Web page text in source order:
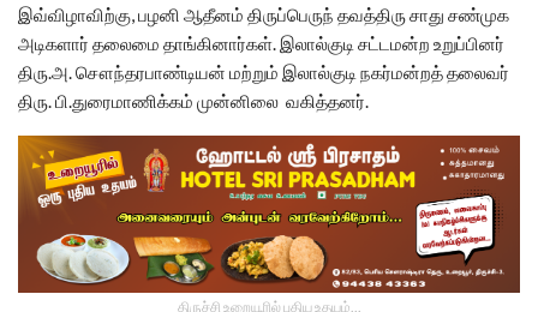
இவ்விழாவிற்கு, பழனி ஆதீனம் திருப்பெருந் தவத்திரு சாது சண்முக
அடிகளார் தலைமை தாங்கினார்கள். இலால்குடி சட்டமன்ற உறுப்பினர்
திரு.அ. சௌந்தரபாண்டியன் மற்றும் இலால்குடி நகர்மன்றத் தலைவர்
திரு. பி.துரைமாணிக்கம் முன்னிலை வகித்தனர்.
திருச்சி உறையூரில் புதிய உதயம்...